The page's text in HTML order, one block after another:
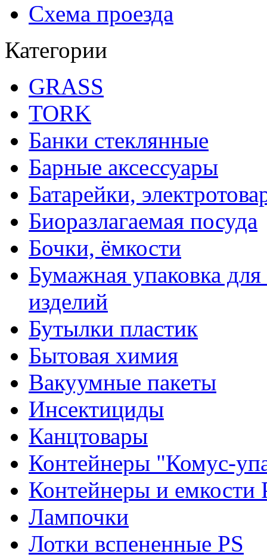
Схема проезда
Категории
GRASS
TORK
Банки стеклянные
Барные аксессуары
Батарейки,
Биоразлагаемая посуда
Бочки, ёмкости
Бумажная упаковка
изделий
Бутылки пластик
Бытовая химия
Вакуумные пакеты
Инсектициды
Канцтовары
Контейнеры "Комус-
Контейнеры и емкости
Лампочки
Лотки вспененные PS